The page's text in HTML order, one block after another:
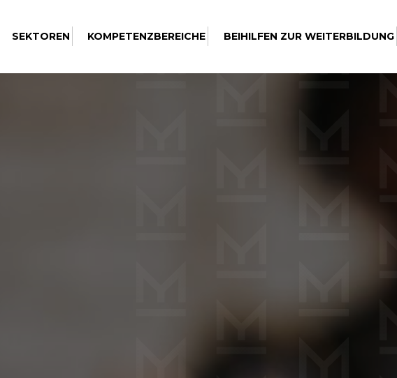
SEKTOREN KOMPETENZBEREICHE BEIHILFEN ZUR WEITERBILDUNG